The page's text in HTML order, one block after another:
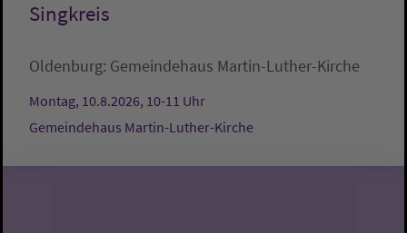
Singkreis
Oldenburg: Gemeindehaus Martin-Luther-Kirche
Montag, 10.8.2026, 10-11 Uhr
Gemeindehaus Martin-Luther-Kirche